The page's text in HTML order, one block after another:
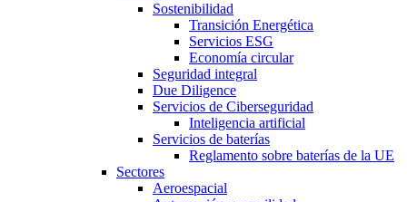
Sostenibilidad
Transición Energética
Servicios ESG
Economía circular
Seguridad integral
Due Diligence
Servicios de Ciberseguridad
Inteligencia artificial
Servicios de baterías
Reglamento sobre baterías de la UE
Sectores
Aeroespacial